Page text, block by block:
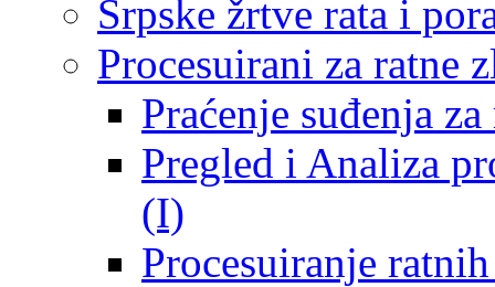
Srpske žrtve rata i
Procesuirani za ratne
Praćenje suđenja
Pregled i Analiza
(I)
Procesuiranje